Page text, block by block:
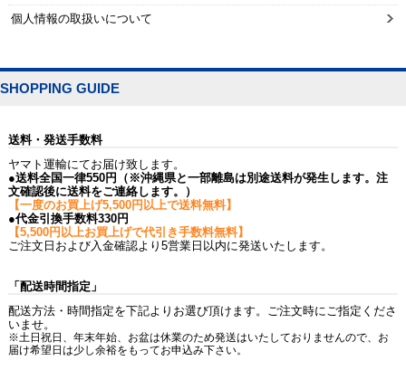
個人情報の取扱いについて
SHOPPING GUIDE
送料・発送手数料
ヤマト運輸にてお届け致します。
●送料全国一律550円（※沖縄県と一部離島は別途送料が発生します。注
文確認後に送料をご連絡します。）
【一度のお買上げ5,500円以上で送料無料】
●代金引換手数料330円
【5,500円以上お買上げで代引き手数料無料】
ご注文日および入金確認より5営業日以内に発送いたします。
「配送時間指定」
配送方法・時間指定を下記よりお選び頂けます。ご注文時にご指定くださ
いませ。
※土日祝日、年末年始、お盆は休業のため発送はいたしておりませんので、お
届け希望日は少し余裕をもってお申込み下さい。